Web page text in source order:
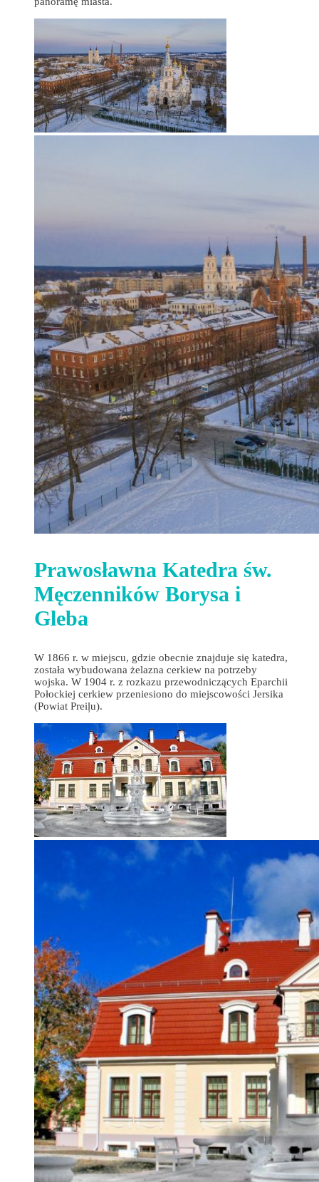
Prawosławna Katedra św.
Męczenników Borysa i
Gleba
W 1866 r. w miejscu, gdzie obecnie znajduje się katedra,
została wybudowana żelazna cerkiew na potrzeby
wojska. W 1904 r. z rozkazu przewodniczących Eparchii
Połockiej cerkiew przeniesiono do miejscowości Jersika
(Powiat Preiļu).